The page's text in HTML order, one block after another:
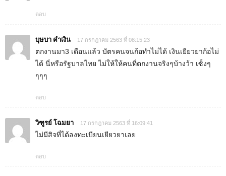
ตอบ
บุษบา คำเงิน 17 กรกฎาคม 2563 ที่ 08:15:23
ตกงานมา3 เดือนแล้ว บัตรคนจนก้อทำไม่ได้ เงินเยียวยาก้อไม่
ได้ นี่หรือรัฐบาลไทย ไม่ให้ให้คนที่ตกงานจริงๆบ้างว้า เซ็งๆ
ๆๆๆ
ตอบ
วิฑูรย์ โฉมยา 17 กรกฎาคม 2563 ที่ 16:09:41
ไม่มีสิจที่ได้ลงทะเบียนเยียวยาเลย
ตอบ